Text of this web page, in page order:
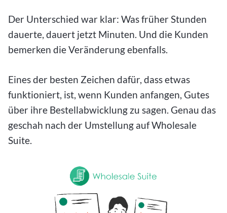
Der Unterschied war klar: Was früher Stunden
dauerte, dauert jetzt Minuten. Und die Kunden
bemerken die Veränderung ebenfalls.
Eines der besten Zeichen dafür, dass etwas
funktioniert, ist, wenn Kunden anfangen, Gutes
über ihre Bestellabwicklung zu sagen. Genau das
geschah nach der Umstellung auf Wholesale
Suite.